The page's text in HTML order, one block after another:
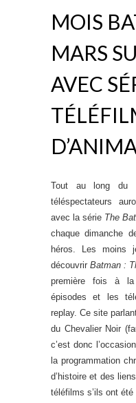
MOIS
MARS
AVEC
Tout au long du
téléspectateurs
avec la série The
chaque dimanche
héros. Les moins
découvrir Batman :
première fois à
épisodes et les
replay. Ce site
du Chevalier Noir
c’est donc
la programmation
d’histoire et des
téléfilms s’ils ont été